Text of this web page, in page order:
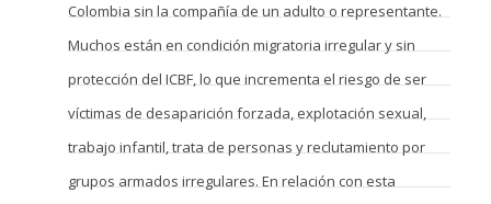
Colombia sin la compañía de un adulto o representante.
Muchos están en condición migratoria irregular y sin
protección del ICBF, lo que incrementa el riesgo de ser
víctimas de desaparición forzada, explotación sexual,
trabajo infantil, trata de personas y reclutamiento por
grupos armados irregulares. En relación con esta